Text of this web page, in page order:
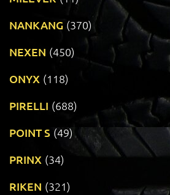
NANKANG (370)
NEXEN (450)
ONYX (118)
PIRELLI (688)
POINT S (49)
PRINX (34)
RIKEN (321)